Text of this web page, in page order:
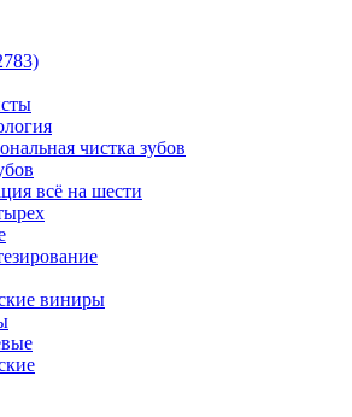
чистка зубов
всё на шести
виниры